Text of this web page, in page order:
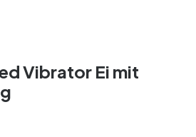
Vibrator Ei mit